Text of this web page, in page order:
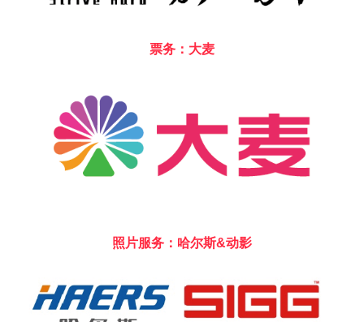
票务：大麦
照片服务：哈尔斯&动影